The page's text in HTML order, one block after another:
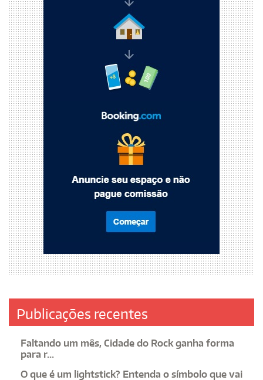
Publicações recentes
Faltando um mês, Cidade do Rock ganha forma
para r...
O que é um lightstick? Entenda o símbolo que vai